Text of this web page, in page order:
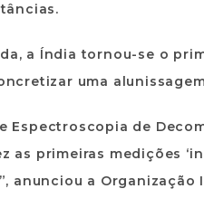
a Índia tornou-se o
uma
Espectroscopia de
as primeiras medições
anunciou a Organização